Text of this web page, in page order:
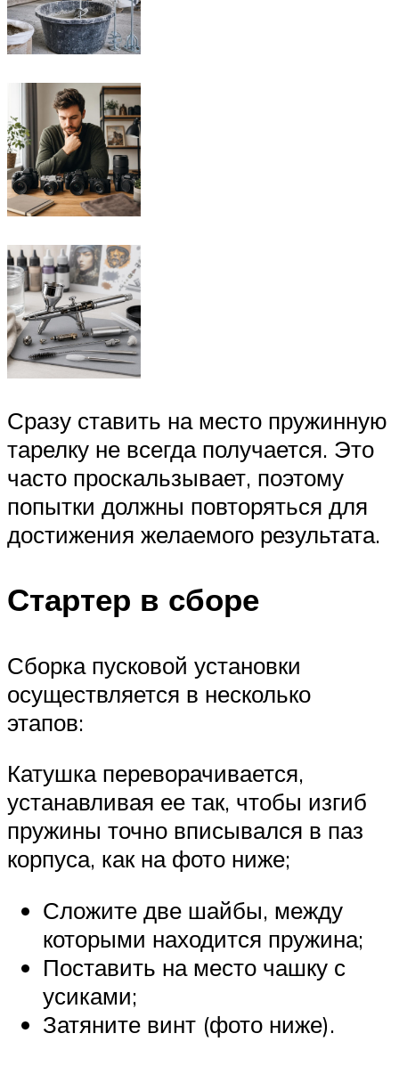
Сразу ставить на место пружинную
тарелку не всегда получается. Это
часто проскальзывает, поэтому
попытки должны повторяться для
достижения желаемого результата.
Стартер в сборе
Сборка пусковой установки
осуществляется в несколько
этапов:
Катушка переворачивается,
устанавливая ее так, чтобы изгиб
пружины точно вписывался в паз
корпуса, как на фото ниже;
Сложите две шайбы, между
которыми находится пружина;
Поставить на место чашку с
усиками;
Затяните винт (фото ниже).